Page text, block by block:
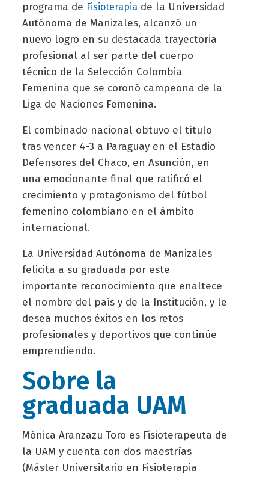
programa de Fisioterapiade la Universidad
Autónoma de Manizales, alcanzó un
nuevo logro en su destacada trayectoria
profesional al ser parte del cuerpo
técnico de la Selección Colombia
Femenina que se coronó campeona de la
Liga de Naciones Femenina.
El combinado nacional obtuvo el título
tras vencer 4-3 a Paraguay en el Estadio
Defensores del Chaco, en Asunción, en
una emocionante final que ratificó el
crecimiento y protagonismo del fútbol
femenino colombiano en el ámbito
internacional.
La Universidad Autónoma de Manizales
felicita a su graduada por este
importante reconocimiento que enaltece
el nombre del país y de la Institución, y le
desea muchos éxitos en los retos
profesionales y deportivos que continúe
emprendiendo.
Sobre la
graduada UAM
Mónica Aranzazu Toro es Fisioterapeuta de
la UAM y cuenta con dos maestrías
(Máster Universitario en Fisioterapia